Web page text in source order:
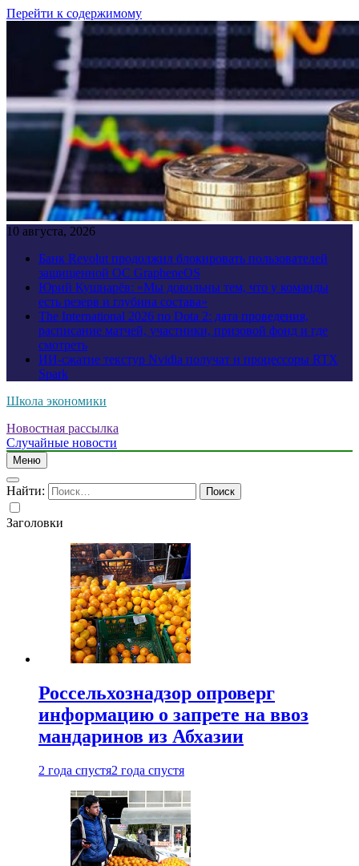
Перейти к содержимому
10 августа, 2026
Банк Revolut продолжил блокировать пользователей
защищенной ОС GrapheneOS
Юрий Кушнарёв: «Мы довольны тем, что у команды
есть резерв и глубина состава»
The International 2026 по Dota 2: дата проведения,
расписание матчей, участники, призовой фонд и где
смотреть
ИИ-сжатие текстур Nvidia получат и процессоры RTX
Spark
Школа экономики
Новостная рассылка
Случайные новости
Меню
Найти:
Заголовки
Россельхознадзор опроверг
информацию о запрете на ввоз
мандаринов из Абхазии
2 года спустя2 года спустя